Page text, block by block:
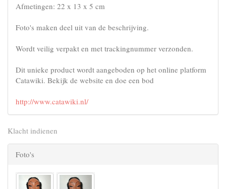
Afmetingen: 22 x 13 x 5 cm
Foto's maken deel uit van de beschrijving.
Wordt veilig verpakt en met trackingnummer verzonden.
Dit unieke product wordt aangeboden op het online platform
Catawiki. Bekijk de website en doe een bod
http://www.catawiki.nl/
Klacht indienen
Foto's